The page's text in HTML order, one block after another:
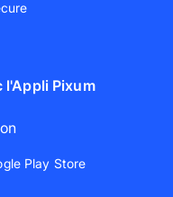
l'Appli Pixum